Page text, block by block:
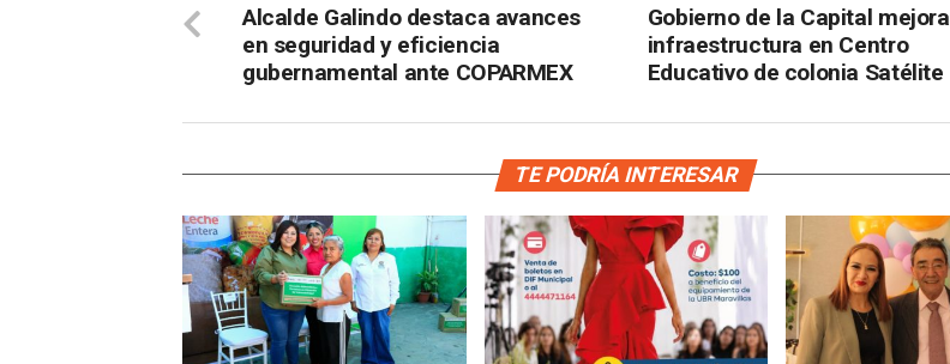
Gobierno de la Capital mejora
infraestructura en Centro
Educativo de colonia Satélite
Alcalde Galindo destaca avances
en seguridad y eficiencia
gubernamental ante COPARMEX
TE PODRÍA INTERESAR